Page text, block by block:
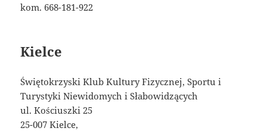
kom. 668-181-922
Kielce
Świętokrzyski Klub Kultury Fizycznej, Sportu i
Turystyki Niewidomych i Słabowidzących
ul. Kościuszki 25
25-007 Kielce,